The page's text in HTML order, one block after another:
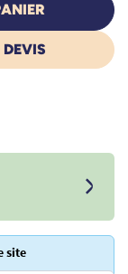
site